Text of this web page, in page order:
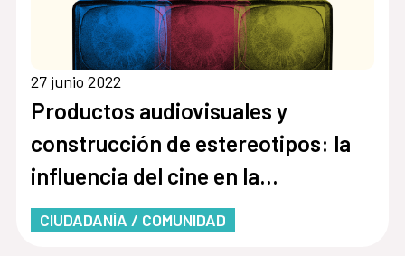
27 junio 2022
Productos audiovisuales y
construcción de estereotipos: la
influencia del cine en la
estereotipación de la comunidad
LGTBIQ+
CIUDADANÍA / COMUNIDAD